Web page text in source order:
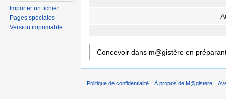
Importer un fichier
Pages spéciales
Version imprimable
Politique de confidentialité À propos de M@gistère